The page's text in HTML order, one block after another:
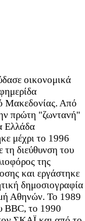
οικονομικά
Μακεδονίας. Από
πρώτη "ζωντανή"
Ελλάδα
μέχρι το 1996
διεύθυνση του
της
και εργάστηκε
δημοσιογραφία
Αθηνών. To 1989
BBC, το 1990